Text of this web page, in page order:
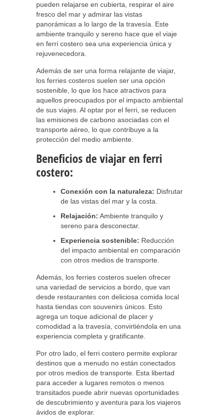
pueden relajarse en cubierta, respirar el aire
fresco del mar y admirar las vistas
panorámicas a lo largo de la travesía. Este
ambiente tranquilo y sereno hace que el viaje
en ferri costero sea una experiencia única y
rejuvenecedora.
Además de ser una forma relajante de viajar,
los ferries costeros suelen ser una opción
sostenible, lo que los hace atractivos para
aquellos preocupados por el impacto ambiental
de sus viajes. Al optar por el ferri, se reducen
las emisiones de carbono asociadas con el
transporte aéreo, lo que contribuye a la
protección del medio ambiente.
Beneficios de viajar en ferri
costero:
Conexión con la naturaleza: Disfrutar
de las vistas del mar y la costa.
Relajación: Ambiente tranquilo y
sereno para desconectar.
Experiencia sostenible: Reducción
del impacto ambiental en comparación
con otros medios de transporte.
Además, los ferries costeros suelen ofrecer
una variedad de servicios a bordo, que van
desde restaurantes con deliciosa comida local
hasta tiendas con souvenirs únicos. Esto
agrega un toque adicional de placer y
comodidad a la travesía, convirtiéndola en una
experiencia completa y gratificante.
Por otro lado, el ferri costero permite explorar
destinos que a menudo no están conectados
por otros medios de transporte. Esta libertad
para acceder a lugares remotos o menos
transitados puede abrir nuevas oportunidades
de descubrimiento y aventura para los viajeros
ávidos de explorar.